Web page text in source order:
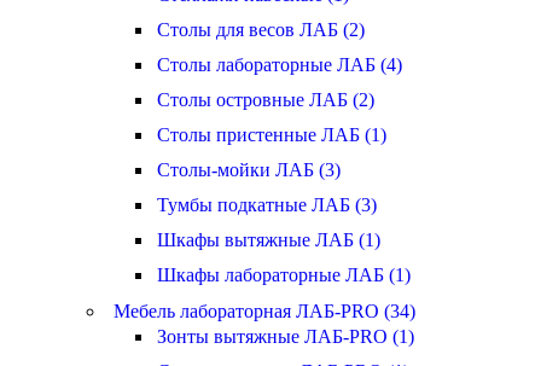
Столы для весов ЛАБ (2)
Столы лабораторные ЛАБ (4)
Столы островные ЛАБ (2)
Столы пристенные ЛАБ (1)
Столы-мойки ЛАБ (3)
Тумбы подкатные ЛАБ (3)
Шкафы вытяжные ЛАБ (1)
Шкафы лабораторные ЛАБ (1)
Мебель лабораторная ЛАБ-PRO (34)
Зонты вытяжные ЛАБ-PRO (1)